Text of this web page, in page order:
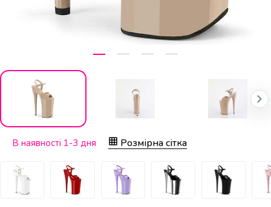
В наявності 1-3 дня Розмірна сітка